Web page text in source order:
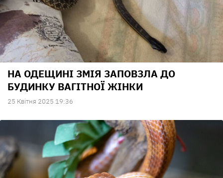
НА ОДЕЩИНІ ЗМІЯ ЗАПОВЗЛА ДО
БУДИНКУ ВАГІТНОЇ ЖІНКИ
25 Квiтня 2025 19:36